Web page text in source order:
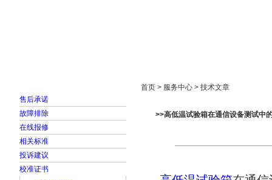
售后承诺
故障排除
在线报修
相关标准
投诉建议
校准证书
首页 > 服务中心 > 技术文章
>>高低温试验箱在通信设备测试中